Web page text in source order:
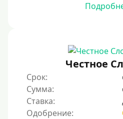
Моментум (Momentum)
С помощью системы Контакт
Золотая Корона
С использованием системы
Честное
Срок:
Сумма:
Ставка:
Одобрение: